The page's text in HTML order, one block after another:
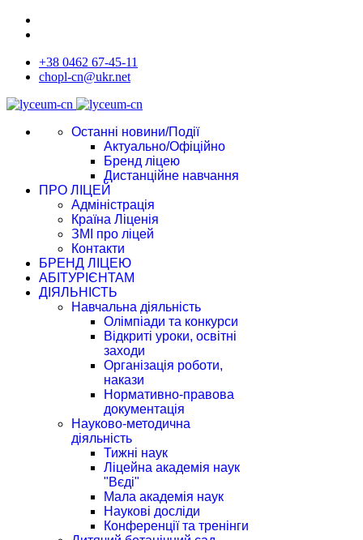
+38 0462 67-45-11
chopl-cn@ukr.net
Останні новини/Події
Актуально/Офіційно
Бренд ліцею
Дистанційне навчання
ПРО ЛІЦЕЙ
Адміністрація
Країна Ліценія
ЗМІ про ліцей
Контакти
БРЕНД ЛІЦЕЮ
АБІТУРІЄНТАМ
ДІЯЛЬНІСТЬ
Навчальна діяльність
Олімпіади та конкурси
Відкриті уроки, освітні
заходи
Організація роботи,
накази
Нормативно-правова
документація
Науково-методична
діяльність
Тижні наук
Ліцейна академія наук
"Вєді"
Мала академія наук
Наукові досліди
Конференції та тренінги